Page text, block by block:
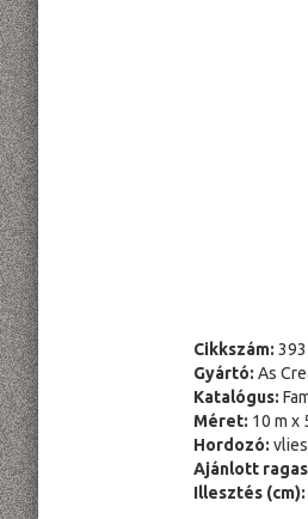
Cikkszám:
Gyártó: As
Katalógus:
Méret: 10 m x
Hordozó: vlies
Ajánlott
Illesztés (cm):